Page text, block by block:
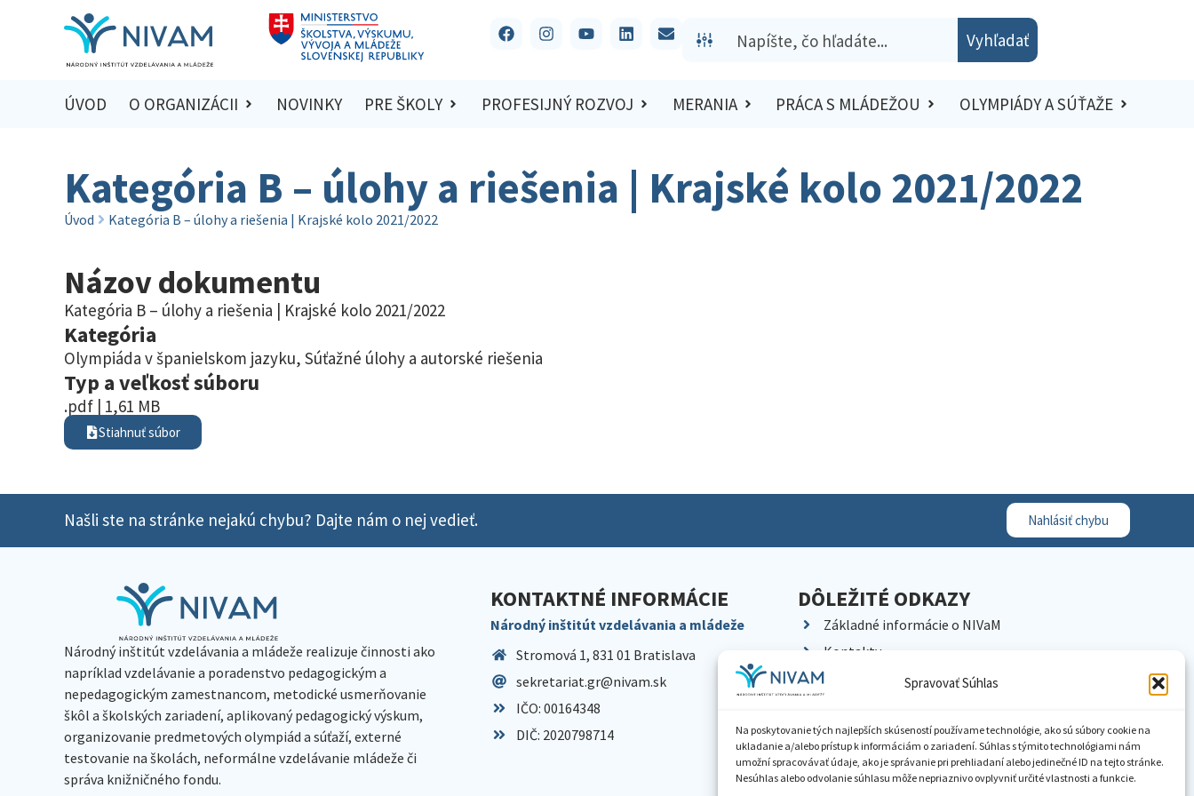
Spravovať Súhlas
Na poskytovanie tých najlepších skúseností používame technológie, ako sú súbory cookie na
ukladanie a/alebo prístup k informáciám o zariadení. Súhlas s týmito technológiami nám
umožní spracovávať údaje, ako je správanie pri prehliadaní alebo jedinečné ID na tejto stránke.
Nesúhlas alebo odvolanie súhlasu môže nepriaznivo ovplyvniť určité vlastnosti a funkcie.
Vyhľadať
ÚVOD O ORGANIZÁCII NOVINKY PRE ŠKOLY PROFESIJNÝ ROZVOJ MERANIA PRÁCA S MLÁDEŽOU OLYMPIÁDY A SÚŤAŽE
Kategória B – úlohy a riešenia | Krajské kolo 2021/2022
Úvod Kategória B – úlohy a riešenia | Krajské kolo 2021/2022
Názov dokumentu
Kategória B – úlohy a riešenia | Krajské kolo 2021/2022
Kategória
Olympiáda v španielskom jazyku, Súťažné úlohy a autorské riešenia
Typ a veľkosť súboru
.pdf | 1,61 MB
Stiahnuť súbor
Našli ste na stránke nejakú chybu? Dajte nám o nej vedieť. Nahlásiť chybu
Národný inštitút vzdelávania a mládeže realizuje činnosti ako
napríklad vzdelávanie a poradenstvo pedagogickým a
nepedagogickým zamestnancom, metodické usmerňovanie
škôl a školských zariadení, aplikovaný pedagogický výskum,
organizovanie predmetových olympiád a súťaží, externé
testovanie na školách, neformálne vzdelávanie mládeže či
správa knižničného fondu.
KONTAKTNÉ INFORMÁCIE
Národný inštitút vzdelávania a mládeže
Stromová 1, 831 01 Bratislava
sekretariat.gr@nivam.sk
IČO: 00164348
DIČ: 2020798714
DÔLEŽITÉ ODKAZY
Základné informácie o NIVaM
Kontakty
Kariéra
Pracoviská NIVaM
Dokumenty inštitúcie
Knižnica